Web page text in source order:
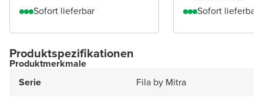
Sofort lieferbar Sofort lieferbar
Produktspezifikationen
Produktmerkmale
Serie
Fila by Mitra